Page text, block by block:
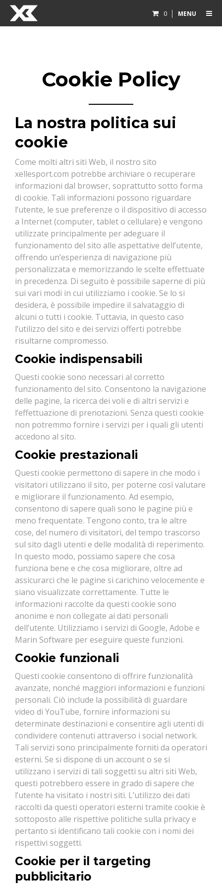
0 MENU
Cookie Policy
La nostra politica sui
cookie
Come molti altri siti Web, il nostro sito
xellesport.com potrebbe archiviare o recuperare
informazioni dal browser, soprattutto sotto forma
di cookie. Tali informazioni possono riguardare
l’utente, le sue preferenze o il dispositivo di accesso
a Internet (computer, tablet o cellulare) e vengono
utilizzate principalmente per adeguare il
funzionamento del sito alle aspettative dell’utente,
offrendo un’esperienza di navigazione più
personalizzata e memorizzando le scelte effettuate
in precedenza. Di seguito è possibile saperne di più
sui vari modi in cui utilizziamo i cookie. Se lo si
desidera, è possibile impedire il salvataggio di
alcuni o tutti i cookie. Tuttavia, in questo caso
l’utilizzo del sito e dei servizi offerti potrebbe
risultarne compromesso.
Cookie indispensabili
Questi cookie sono necessari al corretto
funzionamento del sito. Consentono la navigazione
delle pagine, la ricerca dei voli e di altri servizi e
l’effettuazione di prenotazioni. Senza questi cookie
non potremmo fornire i servizi per i quali gli utenti
accedono al sito.
Cookie prestazionali
Questi cookie permettono di sapere in che modo i
visitatori utilizzano il sito, per poterne così valutare
e migliorare il funzionamento. Ad esempio,
consentono di sapere quali sono le pagine più e
meno frequentate. Tengono conto, tra le altre
cose, del numero di visitatori, del tempo trascorso
sul sito dagli utenti e delle modalità di reperimento.
In questo modo, possiamo sapere che cosa
funziona bene e che cosa migliorare, oltre ad
assicurarci che le pagine si carichino velocemente e
siano visualizzate correttamente. Tutte le
informazioni raccolte da questi cookie sono
anonime e non collegate ai dati personali
dell’utente. Utilizziamo i servizi di Google, Adobe e
Marin Software per eseguire queste funzioni.
Cookie funzionali
Questi cookie consentono di offrire funzionalità
avanzate, nonché maggiori informazioni e funzioni
personali. Ciò include la possibilità di guardare
video di YouTube, fornire informazioni su
determinate destinazioni e consentire agli utenti di
condividere contenuti attraverso i social network.
Tali servizi sono principalmente forniti da operatori
esterni. Se si dispone di un account o se si
utilizzano i servizi di tali soggetti su altri siti Web,
questi potrebbero essere in grado di sapere che
l’utente ha visitato i nostri siti. L’utilizzo dei dati
raccolti da questi operatori esterni tramite cookie è
sottoposto alle rispettive politiche sulla privacy e
pertanto si identificano tali cookie con i nomi dei
rispettivi soggetti.
Cookie per il targeting
pubblicitario